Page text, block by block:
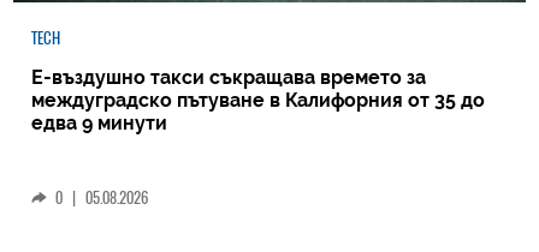
TECH
Е-въздушно такси съкращава времето за
междуградско пътуване в Калифорния от 35 до
едва 9 минути
0 | 05.08.2026